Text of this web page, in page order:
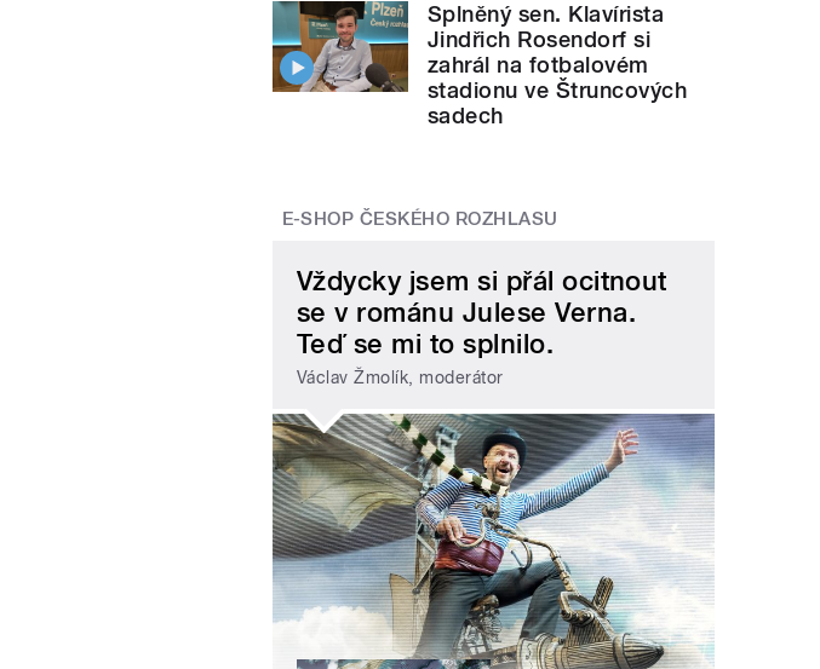
Splněný sen. Klavírista
Jindřich Rosendorf si
zahrál na fotbalovém
stadionu ve Štruncových
sadech
E-SHOP ČESKÉHO ROZHLASU
Vždycky jsem si přál ocitnout
se v románu Julese Verna.
Teď se mi to splnilo.
Václav Žmolík, moderátor